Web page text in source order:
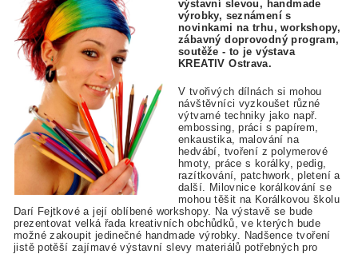
výstavní slevou, handmade
výrobky, seznámení s
novinkami na trhu, workshopy,
zábavný doprovodný program,
soutěže - to je výstava
KREATIV Ostrava.
V tvořivých dílnách si mohou
návštěvníci vyzkoušet různé
výtvarné techniky jako např.
embossing, práci s papírem,
enkaustika, malování na
hedvábí, tvoření z polymerové
hmoty, práce s korálky, pedig,
razítkování, patchwork, pletení a
další. Milovnice korálkování se
mohou těšit na Korálkovou školu
Darí Fejtkové a její oblíbené workshopy. Na výstavě se bude
prezentovat velká řada kreativních obchůdků, ve kterých bude
možné zakoupit jedinečné handmade výrobky. Nadšence tvoření
jistě potěší zajímavé výstavní slevy materiálů potřebných pro